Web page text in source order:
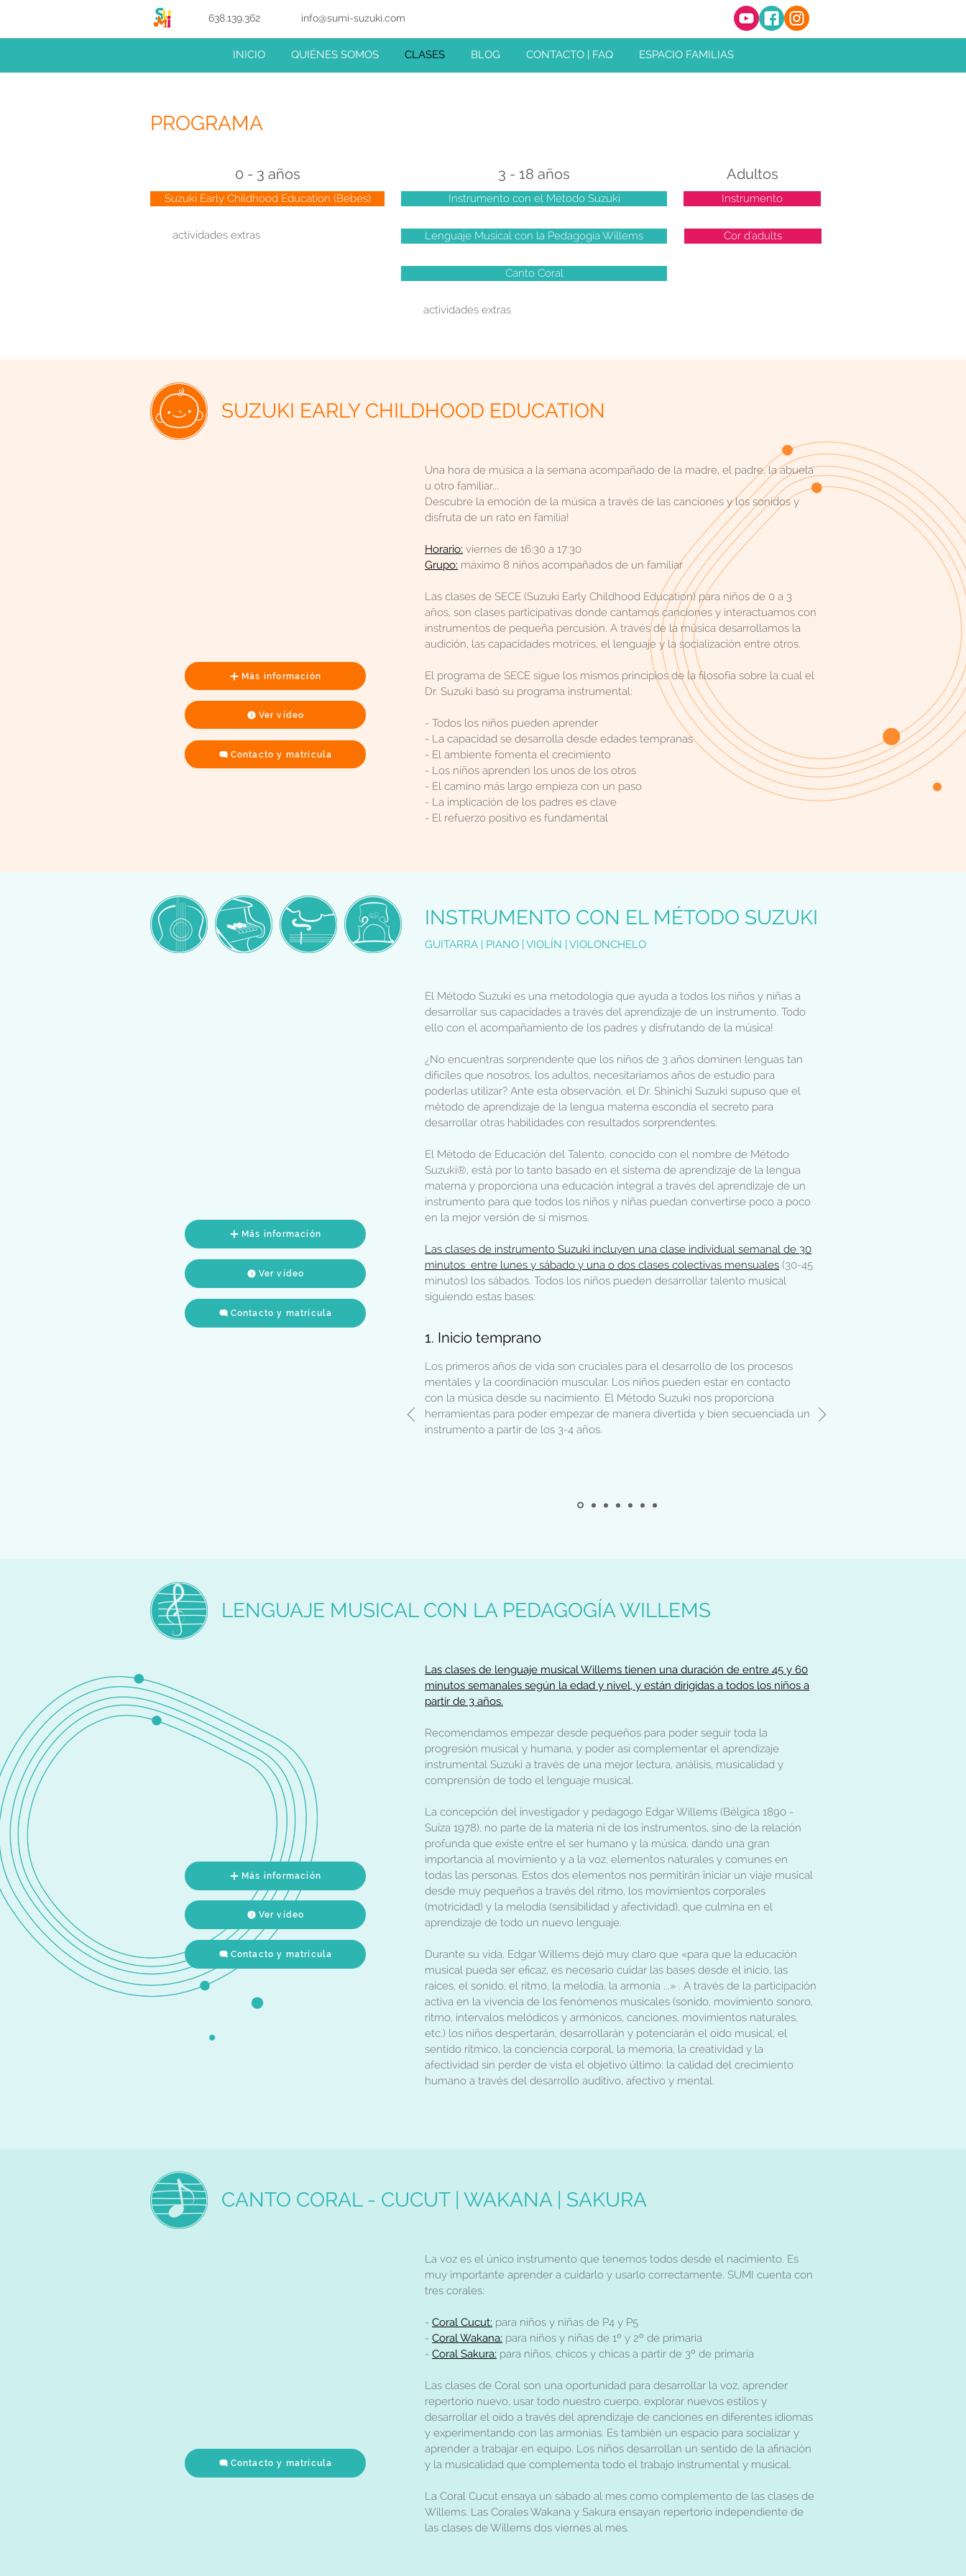
638.139.362 info@sumi-suzuki.com
INICIO QUIÉNES SOMOS CLASES BLOG CONTACTO | FAQ ESPACIO FAMILIAS
PROGRAMA
0 - 3 años
Suzuki Early Childhood Education (Bebés)
actividades extras
3 - 18 años
Instrumento con el Método Suzuki
Lenguaje Musical con la Pedagogía Willems
Adultos
Instrumento
Cor d'adults
Canto Coral
actividades extras
SUZUKI EARLY CHILDHOOD EDUCATION
Más información
Ver vídeo
Contacto y matrícula
Una hora de música a la semana acompañado de la madre, el padre, la abuela
u otro familiar...
Descubre la emoción de la música a través de las canciones y los sonidos y
disfruta de un rato en familia!
Horario: viernes de 16:30 a 17:30
Grupo: máximo 8 niños acompañados de un familiar
Las clases de SECE (Suzuki Early Childhood Education) para niños de 0 a 3
años, son clases participativas donde cantamos canciones y interactuamos con
instrumentos de pequeña percusión. A través de la música desarrollamos la
audición, las capacidades motrices, el lenguaje y la socialización entre otros.
El programa de SECE sigue los mismos principios de la filosofía sobre la cual el
Dr. Suzuki basó su programa instrumental:
- Todos los niños pueden aprender
- La capacidad se desarrolla desde edades tempranas
- El ambiente fomenta el crecimiento
- Los niños aprenden los unos de los otros
- El camino más largo empieza con un paso
- La implicación de los padres es clave
- El refuerzo positivo es fundamental
INSTRUMENTO CON EL MÉTODO SUZUKI
GUITARRA | PIANO | VIOLÍN | VIOLONCHELO
Más información
Ver vídeo
Contacto y matrícula
El Método Suzuki es una metodología que ayuda a todos los niños y niñas a
desarrollar sus capacidades a través del aprendizaje de un instrumento. Todo
ello con el acompañamiento de los padres y disfrutando de la música!
¿No encuentras sorprendente que los niños de 3 años dominen lenguas tan
difíciles que nosotros, los adultos, necesitaríamos años de estudio para
poderlas utilizar? Ante esta observación, el Dr. Shinichi Suzuki supuso que el
método de aprendizaje de la lengua materna escondía el secreto para
desarrollar otras habilidades con resultados sorprendentes.
El Método de Educación del Talento, conocido con el nombre de Método
Suzuki®, está por lo tanto basado en el sistema de aprendizaje de la lengua
materna y proporciona una educación integral a través del aprendizaje de un
instrumento para que todos los niños y niñas puedan convertirse poco a poco
en la mejor versión de sí mismos.
Las clases de instrumento Suzuki incluyen una clase individual semanal de 30
minutos entre lunes y sábado y una o dos clases colectivas mensuales (30-45
minutos) los sábados. Todos los niños pueden desarrollar talento musical
siguiendo estas bases:
1. Inicio temprano
Los primeros años de vida son cruciales para el desarrollo de los procesos
mentales y la coordinación muscular. Los niños pueden estar en contacto
con la música desde su nacimiento. El Método Suzuki nos proporciona
herramientas para poder empezar de manera divertida y bien secuenciada un
instrumento a partir de los 3-4 años.
LENGUAJE MUSICAL CON LA PEDAGOGÍA WILLEMS
Más información
Ver vídeo
Contacto y matrícula
Las clases de lenguaje musical Willems tienen una duración de entre 45 y 60
minutos semanales según la edad y nivel, y están dirigidas a todos los niños a
partir de 3 años.
Recomendamos empezar desde pequeños para poder seguir toda la
progresión musical y humana, y poder así complementar el aprendizaje
instrumental Suzuki a través de una mejor lectura, análisis, musicalidad y
comprensión de todo el lenguaje musical.
La concepción del investigador y pedagogo Edgar Willems (Bélgica 1890 -
Suiza 1978), no parte de la materia ni de los instrumentos, sino de la relación
profunda que existe entre el ser humano y la música, dando una gran
importancia al movimiento y a la voz, elementos naturales y comunes en
todas las personas. Estos dos elementos nos permitirán iniciar un viaje musical
desde muy pequeños a través del ritmo, los movimientos corporales
(motricidad) y la melodía (sensibilidad y afectividad), que culmina en el
aprendizaje de todo un nuevo lenguaje.
Durante su vida, Edgar Willems dejó muy claro que «para que la educación
musical pueda ser eficaz, es necesario cuidar las bases desde el inicio, las
raíces, el sonido, el ritmo, la melodía, la armonía ...» . A través de la participación
activa en la vivencia de los fenómenos musicales (sonido, movimiento sonoro,
ritmo, intervalos melódicos y armónicos, canciones, movimientos naturales,
etc.) los niños despertarán, desarrollarán y potenciarán el oído musical, el
sentido rítmico, la conciencia corporal, la memoria, la creatividad y la
afectividad sin perder de vista el objetivo último: la calidad del crecimiento
humano a través del desarrollo auditivo, afectivo y mental.
CANTO CORAL - CUCUT | WAKANA | SAKURA
Contacto y matrícula
La voz es el único instrumento que tenemos todos desde el nacimiento. Es
muy importante aprender a cuidarlo y usarlo correctamente. SUMI cuenta con
tres corales:
- Coral Cucut: para niños y niñas de P4 y P5
- Coral Wakana: para niños y niñas de 1º y 2º de primaria
- Coral Sakura: para niños, chicos y chicas a partir de 3º de primaria
Las clases de Coral son una oportunidad para desarrollar la voz, aprender
repertorio nuevo, usar todo nuestro cuerpo, explorar nuevos estilos y
desarrollar el oído a través del aprendizaje de canciones en diferentes idiomas
y experimentando con las armonías. Es también un espacio para socializar y
aprender a trabajar en equipo. Los niños desarrollan un sentido de la afinación
y la musicalidad que complementa todo el trabajo instrumental y musical.
La Coral Cucut ensaya un sábado al mes como complemento de las clases de
Willems. Las Corales Wakana y Sakura ensayan repertorio independiente de
las clases de Willems dos viernes al mes.